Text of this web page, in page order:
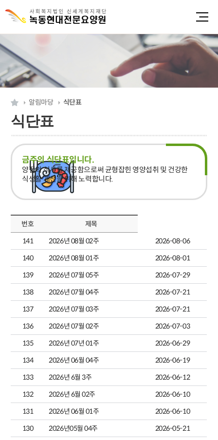
알림마당 식단표
식단표
금주의 식단표입니다.
양질의 식사를 제공함으로써 균형잡힌 영양섭취 및 건강한
식생활 개선을 위해 노력합니다.
번호
제목
141
2026년 08월 02주
2026-08-06
140
2026년 08월 01주
2026-08-01
139
2026년 07월 05주
2026-07-29
138
2026년 07월 04주
2026-07-21
137
2026년 07월 03주
2026-07-21
136
2026년 07월 02주
2026-07-03
135
2026년 07년 01주
2026-06-29
134
2026년 06월 04주
2026-06-19
133
2026년 6월 3주
2026-06-12
132
2026년 6월 02주
2026-06-10
131
2026년 06월 01주
2026-06-10
130
2026년05월 04주
2026-05-21